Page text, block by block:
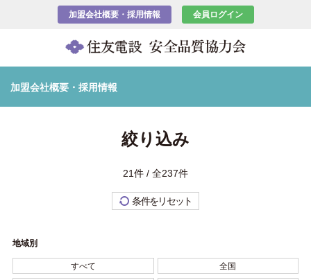
加盟会社概要・採用情報 会員ログイン
加盟会社概要・採用情報
絞り込み
21件 / 全237件
条件をリセット
地域別
すべて 全国